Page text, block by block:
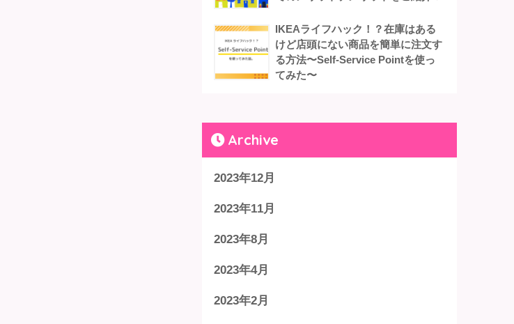
IKEAライフハック！？在庫はある
けど店頭にない商品を簡単に注文す
る方法〜Self-Service Pointを使っ
てみた〜
Archive
2023年12月
2023年11月
2023年8月
2023年4月
2023年2月